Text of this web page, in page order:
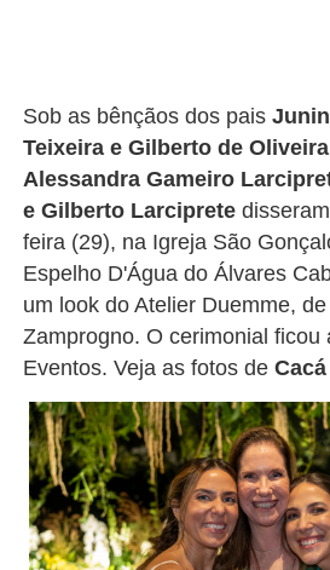
Sob as bênçãos dos pais
Teixeira eGilberto de
Alessandra Gameiro
e Gilberto Larciprete
feira (29), na Igreja São
Espelho D'Água do Álvares
um look do Atelier Duemme,
Zamprogno. O cerimonial ficou
Eventos. Veja as fotos de